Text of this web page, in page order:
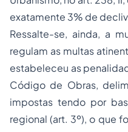
exatamente 3% de
Ressalte-se, ainda, a
regulam as multas
estabeleceu as
Código de Obras,
impostas tendo por
regional (art. 3º), o que